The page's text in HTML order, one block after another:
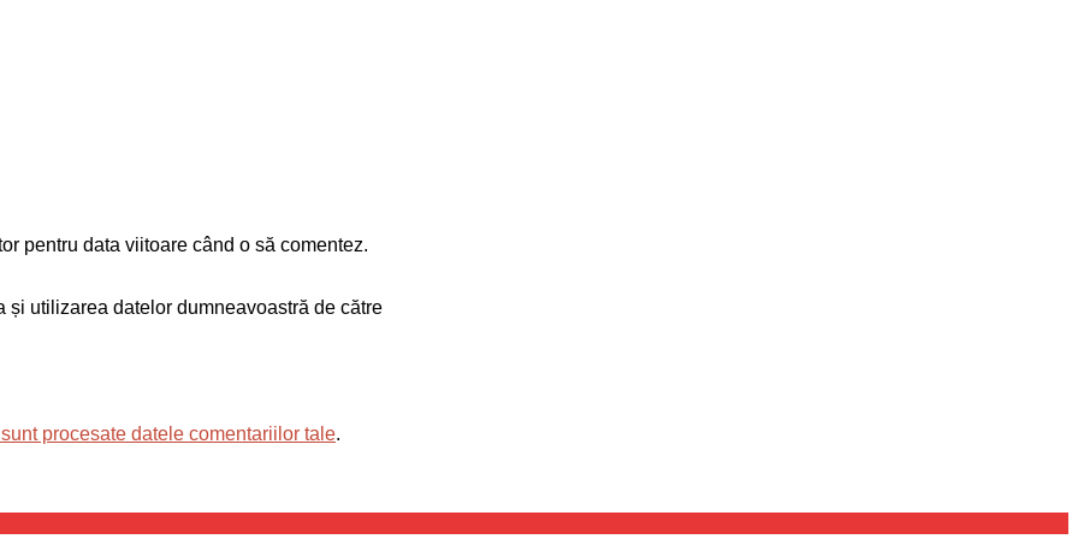
pentru data viitoare când o să comentez.
și utilizarea datelor dumneavoastră de către
procesate datele comentariilor tale.